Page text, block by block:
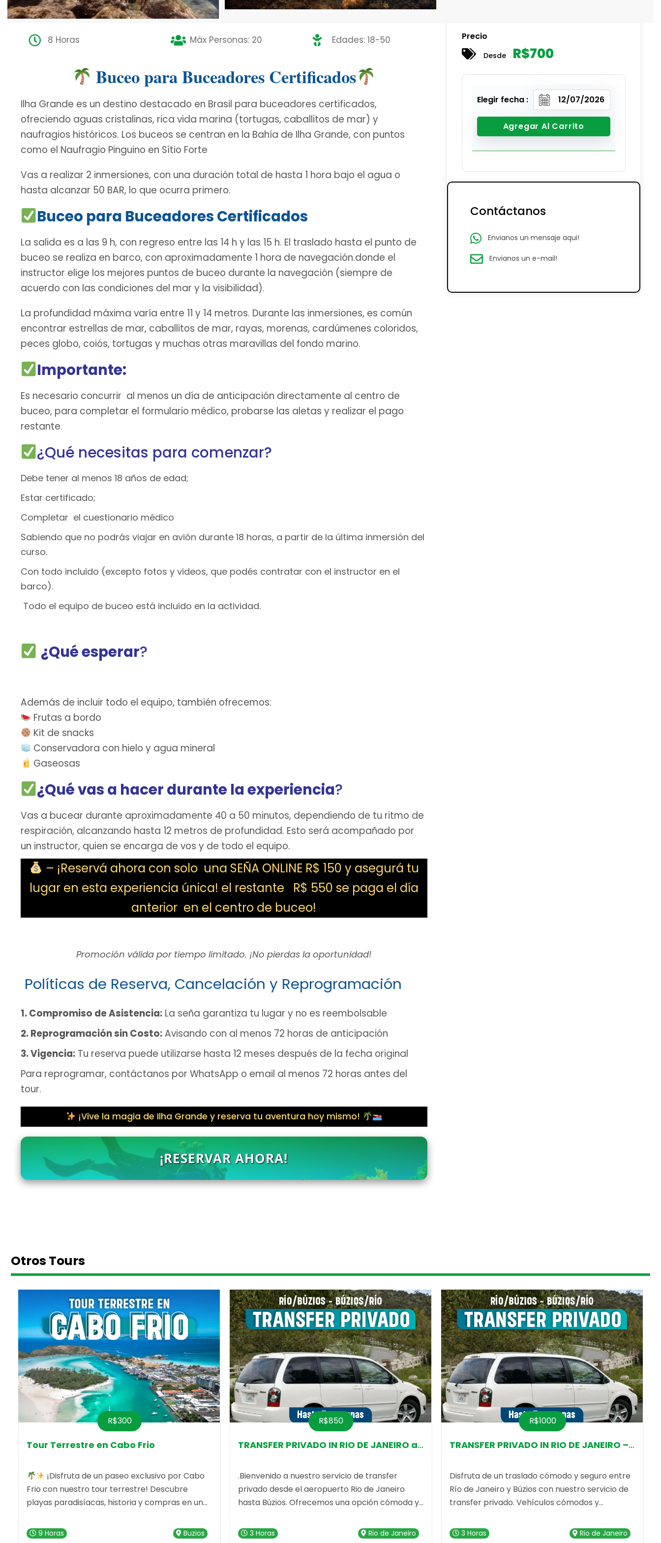
8 Horas Máx Personas: 20 Edades: 18-50
Buceo para Buceadores Certificados
Ilha Grande es un destino destacado en Brasil para buceadores certificados,
ofreciendo aguas cristalinas, rica vida marina (tortugas, caballitos de mar) y
naufragios históricos. Los buceos se centran en la Bahía de Ilha Grande, con puntos
como el Naufragio Pinguino en Sítio Forte
Vas a realizar 2 inmersiones, con una duración total de hasta 1 hora bajo el agua o
hasta alcanzar 50 BAR, lo que ocurra primero.
Buceo para Buceadores Certificados
La salida es a las 9 h, con regreso entre las 14 h y las 15 h. El traslado hasta el punto de
buceo se realiza en barco, con aproximadamente 1 hora de navegación.donde el
instructor elige los mejores puntos de buceo durante la navegación (siempre de
acuerdo con las condiciones del mar y la visibilidad).
La profundidad máxima varía entre 11 y 14 metros. Durante las inmersiones, es común
encontrar estrellas de mar, caballitos de mar, rayas, morenas, cardúmenes coloridos,
peces globo, coiós, tortugas y muchas otras maravillas del fondo marino.
Importante:
Es necesario concurrir al menos un día de anticipación directamente al centro de
buceo, para completar el formulario médico, probarse las aletas y realizar el pago
restante.
¿Qué necesitas para comenzar?
Debe tener al menos 18 años de edad;
Estar certificado;
Completar el cuestionario médico
Sabiendo que no podrás viajar en avión durante 18 horas, a partir de la última inmersión del
curso.
Con todo incluido (excepto fotos y videos, que podés contratar con el instructor en el
barco).
Todo el equipo de buceo está incluido en la actividad.
¿Qué esperar?
Además de incluir todo el equipo, también ofrecemos:
Frutas a bordo
Kit de snacks
Conservadora con hielo y agua mineral
Gaseosas
¿Qué vas a hacer durante la experiencia?
Vas a bucear durante aproximadamente 40 a 50 minutos, dependiendo de tu ritmo de
respiración, alcanzando hasta 12 metros de profundidad. Esto será acompañado por
un instructor, quien se encarga de vos y de todo el equipo.
– ¡Reservá ahora con solo una SEÑA ONLINE R$ 150 y asegurá tu
lugar en esta experiencia única! el restante R$ 550 se paga el día
anterior en el centro de buceo!
Promoción válida por tiempo limitado. ¡No pierdas la oportunidad!
Políticas de Reserva, Cancelación y Reprogramación
1. Compromiso de Asistencia: La seña garantiza tu lugar y no es reembolsable
2. Reprogramación sin Costo:Avisando con al menos 72 horas de anticipación
3. Vigencia: Tu reserva puede utilizarse hasta 12 meses después de la fecha original
Para reprogramar, contáctanos por WhatsApp o email al menos 72 horas antes del
tour.
¡Vive la magia de Ilha Grande y reserva tu aventura hoy mismo!
¡RESERVAR AHORA!
Precio
Desde R$700
Elegir fecha :
Agregar Al Carrito
Contáctanos
Envianos un mensaje aqui!
Envianos un e-mail!
Otros Tours
R$300
Tour Terrestre en Cabo Frio
¡Disfruta de un paseo exclusivo por Cabo
Frio con nuestro tour terrestre! Descubre
playas paradisíacas, historia y compras en un
9 Horas Buzios
R$850
TRANSFER PRIVADO IN RIO DE JANEIRO a BUZIOS 6 PAX
.Bienvenido a nuestro servicio de transfer
privado desde el aeropuerto Rio de Janeiro
hasta Búzios. Ofrecemos una opción cómoda y
viaje entre estas dos increíbles ubicaciones.
3 Horas Rio de Janeiro
R$1000
TRANSFER PRIVADO IN RIO DE JANEIRO –
Disfruta de un traslado cómodo y seguro entre
Río de Janeiro y Búzios con nuestro servicio de
transfer privado. Vehículos cómodos y
viaja sin complicaciones!Viaja en total
3 Horas Rio de Janeiro